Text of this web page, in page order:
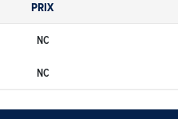
PRIX
NC
NC